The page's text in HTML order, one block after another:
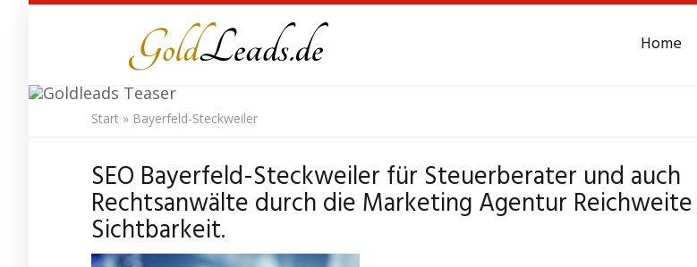
content
Home
SEO Agentur Bayerfeld-
Start » Bayerfeld-Steckweiler
SEO Bayerfeld-Steckweiler für Steuerberater und auch
Rechtsanwälte durch die Marketing Agentur
Sichtbarkeit.